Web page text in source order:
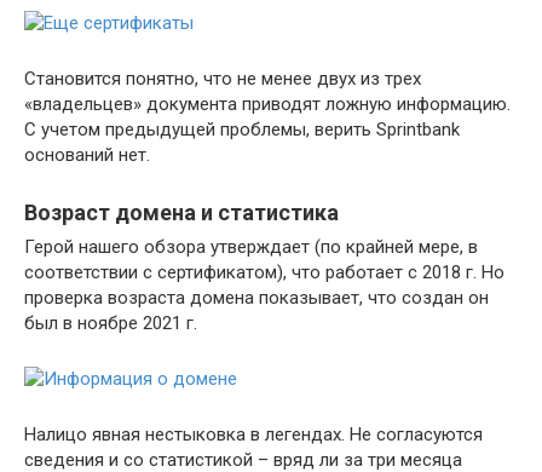
Становится понятно, что не менее двух из трех
«владельцев» документа приводят ложную информацию.
С учетом предыдущей проблемы, верить Sprintbank
оснований нет.
Возраст домена и статистика
Герой нашего обзора утверждает (по крайней мере, в
соответствии с сертификатом), что работает с 2018 г. Но
проверка возраста домена показывает, что создан он
был в ноябре 2021 г.
Налицо явная нестыковка в легендах. Не согласуются
сведения и со статистикой – вряд ли за три месяца